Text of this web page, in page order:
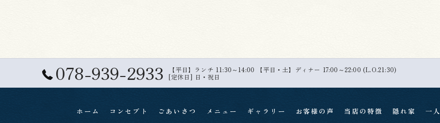
078-939-2933 【平日】ランチ 11:30～14:00 【平日・土】ディナー 17:00～22:00 (L.O.21:30)
[定休日] 日・祝日
ホーム コンセプト ごあいさつ メニュー ギャラリー お客様の声 当店の特徴 隠れ家 一人